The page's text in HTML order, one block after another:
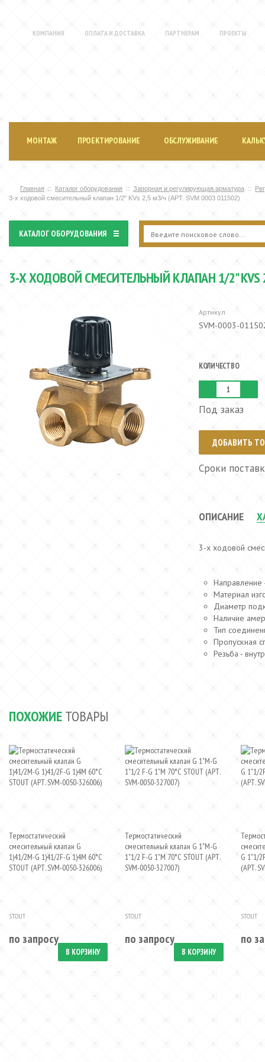
КОМПАНИЯ ОПЛАТА И ДОСТАВКА ПАРТНЕРАМ ПРОЕКТЫ
МОНТАЖ ИНЖЕНЕРНЫХ СИСТЕМ
МОНТАЖ ПРОЕКТИРОВАНИЕ ОБСЛУЖИВАНИЕ
Главная Каталог оборудования Запорная и регулирующая арматура
3-х ходовой смесительный клапан 1/2" KVs 2,5 м3/ч (АРТ. SVM 0003 011502)
КАТАЛОГ ОБОРУДОВАНИЯ
3-Х ХОДОВОЙ СМЕСИТЕЛЬНЫЙ КЛАПАН 1/2" KVS
Артикул
SVM-0003-
КОЛИЧЕСТВО
Под заказ
ДОБАВИТЬ
Сроки
ОПИСАНИЕ
3-х ходовой
Направление
Материал
Диаметр
Наличие
Тип
Пропускная
Резьба -
ПОХОЖИЕТОВАРЫ
Термостатический
смесительный клапан G
1)41/2M-G 1)41/2F-G 1)4M 60°С
STOUT (АРТ. SVM-0050-326006)
STOUT
по запросу
В КОРЗИНУ
Термостатический
смесительный клапан G 1"M-G
1"1/2 F-G 1"M 70°С STOUT (АРТ.
SVM-0050-327007)
STOUT
по запросу
В КОРЗИНУ
G 1"1/
(АРТ.
STOUT
по